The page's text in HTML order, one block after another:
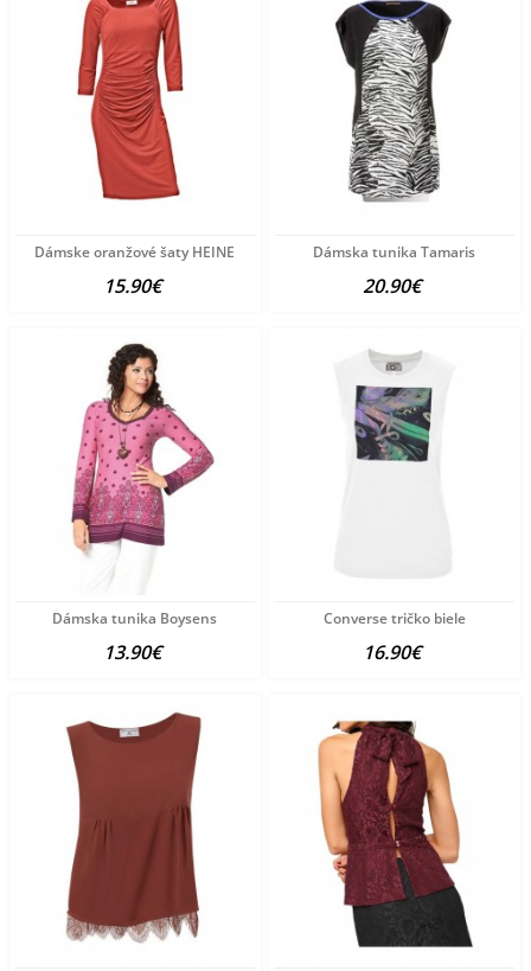
Dámske oranžové šaty HEINE
15.90€
Dámska tunika Tamaris
20.90€
Dámska tunika Boysens
13.90€
Converse tričko biele
16.90€